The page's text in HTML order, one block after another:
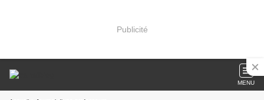
Publicité
MENU